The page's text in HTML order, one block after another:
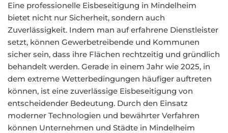
Eine professionelle Eisbeseitigung in Mindelheim
bietet nicht nur Sicherheit, sondern auch
Zuverlässigkeit. Indem man auf erfahrene Dienstleister
setzt, können Gewerbetreibende und Kommunen
sicher sein, dass ihre Flächen rechtzeitig und gründlich
behandelt werden. Gerade in einem Jahr wie 2025, in
dem extreme Wetterbedingungen häufiger auftreten
können, ist eine zuverlässige Eisbeseitigung von
entscheidender Bedeutung. Durch den Einsatz
moderner Technologien und bewährter Verfahren
können Unternehmen und Städte in Mindelheim